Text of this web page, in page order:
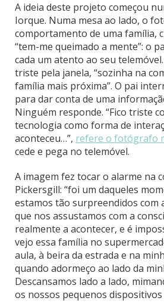
A ideia deste projeto começou
Iorque. Numa mesa ao lado, o
comportamento de uma família,
“tem-me queimado a mente”: o
cada um atento ao seu
triste pela janela, “sozinha na
família mais próxima”. O pai
para dar conta de uma
Ninguém responde. “Fico triste
tecnologia como forma de
aconteceu…”, refere o fotógrafo
cede e pega no telemóvel.
A imagem fez tocar o alarme na
Pickersgill: “foi um daqueles
estamos tão surpreendidos com
que nos assustamos com a
realmente a acontecer, e é
vejo essa família no
aula, à beira da estrada e na
quando adormeço ao lado da
Descansamos lado a lado,
os nossos pequenos